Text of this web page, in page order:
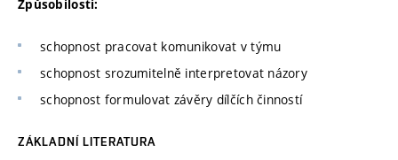
Způsobilosti:
schopnost pracovat komunikovat v týmu
schopnost srozumitelně interpretovat názory
schopnost formulovat závěry dílčích činností
ZÁKLADNÍ LITERATURA